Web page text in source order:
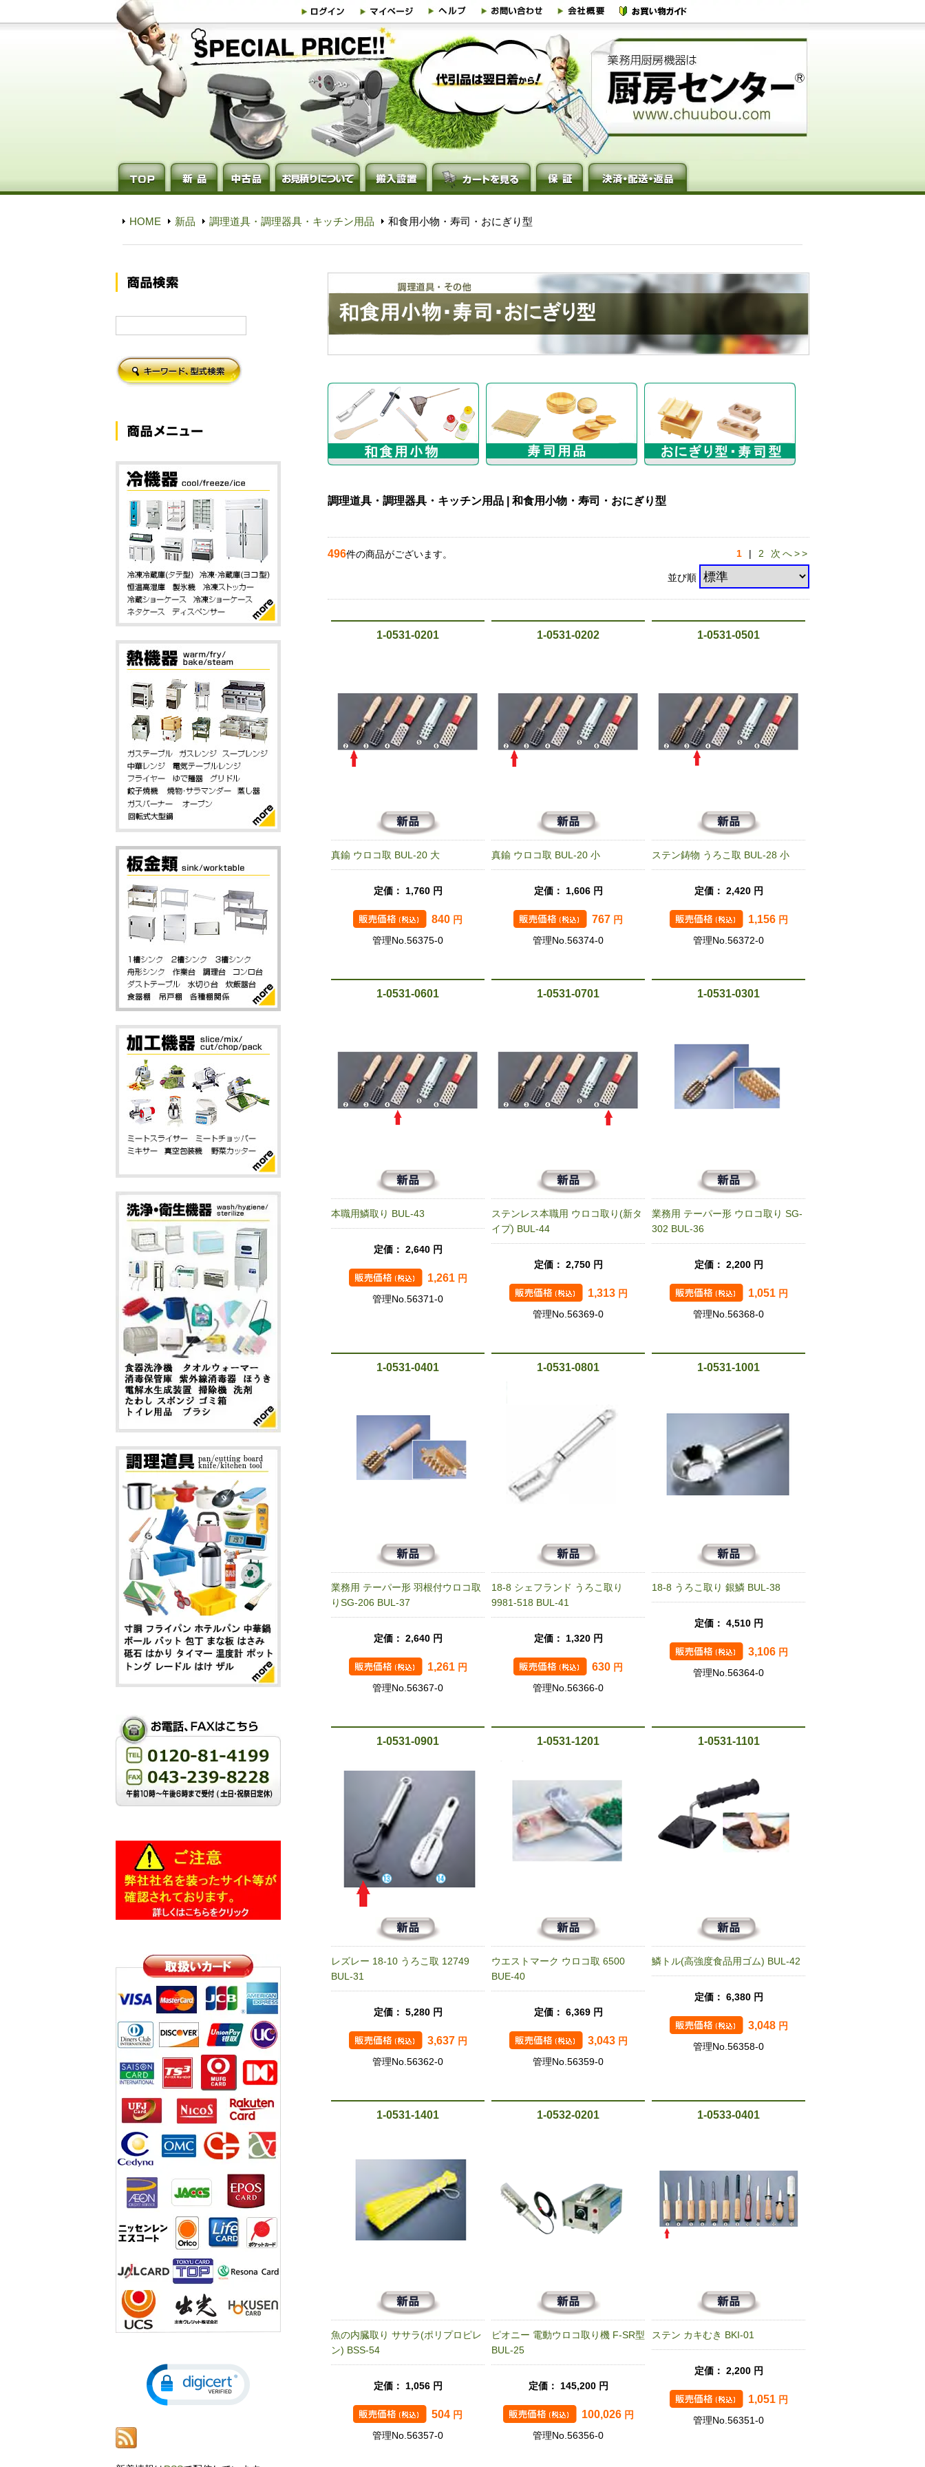
HOME 新品 調理道具・調理器具・キッチン用品 和食用小物・寿司・おにぎり型
調理道具・調理器具・キッチン用品 | 和食用小物・寿司・おにぎり型
496件の商品がございます。 1 | 2 次へ>>
並び順
1-0531-0201
真鍮 ウロコ取 BUL-20 大
定価： 1,760 円
840 円
管理No.56375-0
1-0531-0202
真鍮 ウロコ取 BUL-20 小
定価： 1,606 円
767 円
管理No.56374-0
1-0531-0501
ステン鋳物 うろこ取 BUL-28 小
定価： 2,420 円
1,156 円
管理No.56372-0
1-0531-0601
本職用鱗取り BUL-43
定価： 2,640 円
1,261 円
管理No.56371-0
1-0531-0701
ステンレス本職用 ウロコ取り(新タ
イプ) BUL-44
定価： 2,750 円
1,313 円
管理No.56369-0
1-0531-0301
業務用 テーパー形 ウロコ取り SG-
302 BUL-36
定価： 2,200 円
1,051 円
管理No.56368-0
1-0531-0401
業務用 テーパー形 羽根付ウロコ取
りSG-206 BUL-37
定価： 2,640 円
1,261 円
管理No.56367-0
1-0531-0801
18-8 シェフランド うろこ取り
9981-518 BUL-41
定価： 1,320 円
630 円
管理No.56366-0
1-0531-1001
18-8 うろこ取り 銀鱗 BUL-38
定価： 4,510 円
3,106 円
管理No.56364-0
1-0531-0901
レズレー 18-10 うろこ取 12749
BUL-31
定価： 5,280 円
3,637 円
管理No.56362-0
1-0531-1201
ウエストマーク ウロコ取 6500
BUE-40
定価： 6,369 円
3,043 円
管理No.56359-0
1-0531-1101
鱗トル(高強度食品用ゴム) BUL-42
定価： 6,380 円
3,048 円
管理No.56358-0
1-0531-1401
魚の内臓取り ササラ(ポリプロピレ
ン) BSS-54
定価： 1,056 円
504 円
管理No.56357-0
1-0532-0201
ピオニー 電動ウロコ取り機 F-SR型
BUL-25
定価： 145,200 円
100,026 円
管理No.56356-0
1-0533-0401
ステン カキむき BKI-01
定価： 2,200 円
1,051 円
管理No.56351-0